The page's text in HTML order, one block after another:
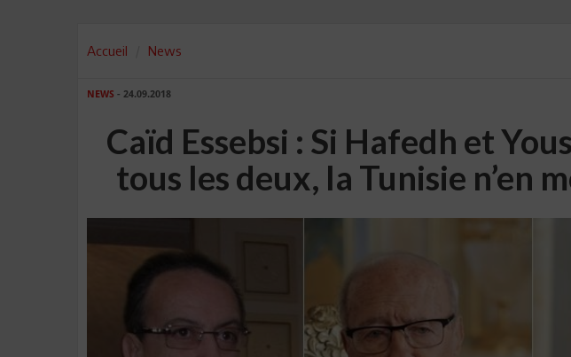
Accueil News
NEWS - 24.09.2018
Caïd Essebsi : Si Hafedh et
tous les deux, la Tunisie n’en